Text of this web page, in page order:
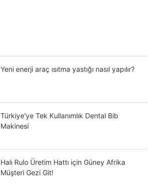
Yeni enerji araç ısıtma yastığı nasıl yapılır?
Türkiye'ye Tek Kullanımlık Dental Bib
Makinesi
Halı Rulo Üretim Hattı için Güney Afrika
Müşteri Gezi Git!